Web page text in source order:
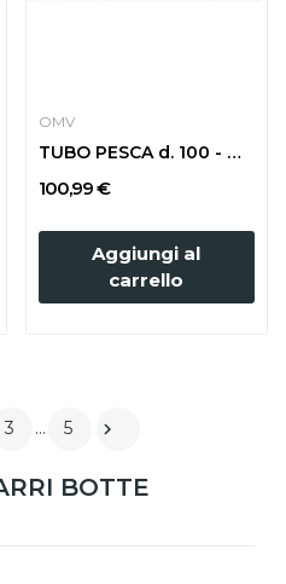
BOTTE
OMV
TUBO PESCA d. 100 - m 3
100,99 €
Aggiungi al
carrello
3 … 5 